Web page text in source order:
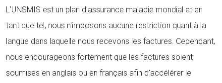
L'UNSMIS est un plan d'assurance maladie mondial et en
tant que tel, nous n'imposons aucune restriction quant à la
langue dans laquelle nous recevons les factures. Cependant,
nous encourageons fortement que les factures soient
soumises en anglais ou en français afin d'accélérer le